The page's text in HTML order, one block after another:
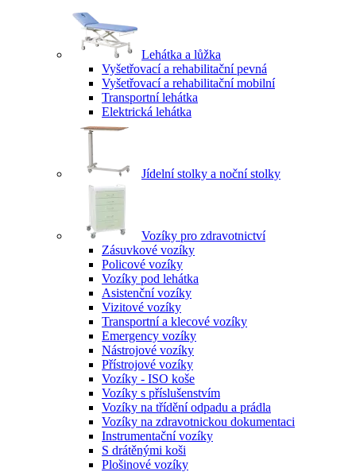
Lehátka a lůžka
Vyšetřovací a rehabilitační pevná
Vyšetřovací a rehabilitační mobilní
Transportní lehátka
Elektrická lehátka
Jídelní stolky a noční stolky
Vozíky pro zdravotnictví
Zásuvkové vozíky
Policové vozíky
Vozíky pod lehátka
Asistenční vozíky
Vizitové vozíky
Transportní a klecové vozíky
Emergency vozíky
Nástrojové vozíky
Přístrojové vozíky
Vozíky - ISO koše
Vozíky s příslušenstvím
Vozíky na třídění odpadu a prádla
Vozíky na zdravotnickou dokumentaci
Instrumentační vozíky
S drátěnými koši
Plošinové vozíky